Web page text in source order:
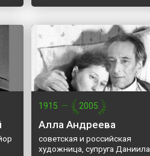
1915 — 2005
Алла Андреева
советская и российская
художница, супруга Даниила